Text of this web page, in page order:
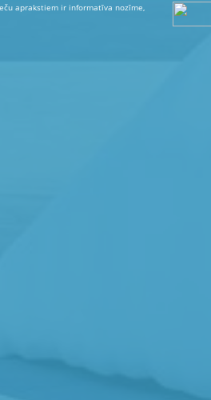
aprakstiem ir informatīva nozīme,